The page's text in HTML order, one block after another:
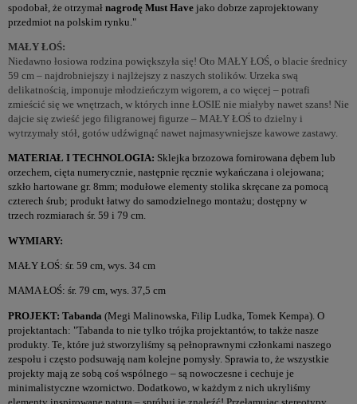
spodobał, że otrzymał nagrodę Must Have jako dobrze zaprojektowany
przedmiot na polskim rynku."
MAŁY ŁOŚ:
Niedawno łosiowa rodzina powiększyła się! Oto MAŁY ŁOŚ, o blacie średnicy
59 cm – najdrobniejszy i najlżejszy z naszych stolików. Urzeka swą
delikatnością, imponuje młodzieńczym wigorem, a co więcej – potrafi
zmieścić się we wnętrzach, w których inne ŁOSIE nie miałyby nawet szans! Nie
dajcie się zwieść jego filigranowej figurze – MAŁY ŁOŚ to dzielny i
wytrzymały stół, gotów udźwignąć nawet najmasywniejsze kawowe zastawy.
MATERIAŁ I TECHNOLOGIA: Sklejka brzozowa fornirowana dębem lub
orzechem, cięta numerycznie, następnie ręcznie wykańczana i olejowana;
szkło hartowane gr. 8mm; modułowe elementy stolika skręcane za pomocą
czterech śrub; produkt łatwy do samodzielnego montażu; dostępny w
trzech rozmiarach śr. 59 i 79 cm.
WYMIARY:
MAŁY ŁOŚ: śr. 59 cm, wys. 34 cm
MAMA ŁOŚ: śr. 79 cm, wys. 37,5 cm
PROJEKT: Tabanda (Megi Malinowska, Filip Ludka, Tomek Kempa). O
projektantach: "Tabanda to nie tylko trójka projektantów, to także nasze
produkty. Te, które już stworzyliśmy są pełnoprawnymi członkami naszego
zespołu i często podsuwają nam kolejne pomysły. Sprawia to, że wszystkie
projekty mają ze sobą coś wspólnego – są nowoczesne i cechuje je
minimalistyczne wzornictwo. Dodatkowo, w każdym z nich ukryliśmy